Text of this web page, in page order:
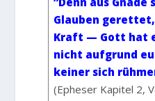
Glauben
Kraft — Gott hat
nicht aufgrund
keiner sich
(Epheser Kapitel 2,